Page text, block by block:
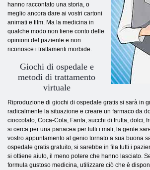
hanno raccontato una storia, o
meglio ancora dare ai vostri cartoni
animati e film. Ma la medicina in
qualche modo non tiene conto delle
opinioni del paziente e non
riconosce i trattamenti morbide.
Giochi di ospedale e
metodi di trattamento
virtuale
Riproduzione di giochi di ospedale gratis si sarà in
radicalmente la situazione e creare un farmaco da
cioccolato, Coca-Cola, Fanta, succhi di frutta, dolci,
si cerca per una panacea per tutti i mali, la gente
vostro appuntamento al genio tornato a sua buona
ospedale gratis gratuito, si sarebbe in fila tutti i
si ottiene aiuto, il meno potere che hanno lasciato.
formula gustoso medicina, utilizzare ciò che è